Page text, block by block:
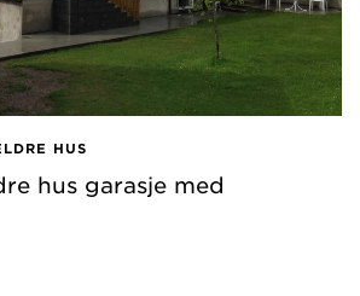
HUS
hus garasje med